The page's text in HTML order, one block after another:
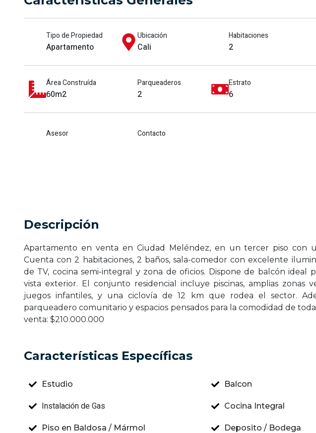
Tipo de Propiedad
Apartamento
Ubicación
Cali
Habitaciones
2
Área Construída
60m2
Parqueaderos
2
Estrato
6
Asesor Contacto
Descripción
Apartamento en venta en Ciudad Meléndez, en un tercer piso con
Cuenta con 2 habitaciones, 2 baños, sala-comedor con excelente
de TV, cocina semi-integral y zona de oficios. Dispone de balcón ideal
vista exterior. El conjunto residencial incluye piscinas, amplias zonas
juegos infantiles, y una ciclovía de 12 km que rodea el sector.
parqueadero comunitario y espacios pensados para la comodidad de
venta: $210.000.000
Características Específicas
Estudio
Instalación de Gas
Piso en Baldosa / Mármol
Balcon
Cocina Integral
Deposito / Bodega